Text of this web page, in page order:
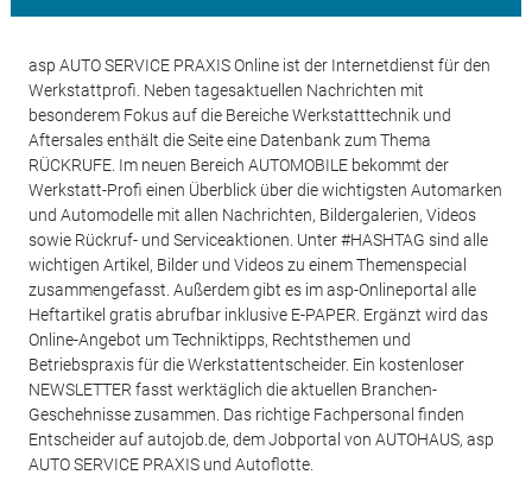
asp AUTO SERVICE PRAXIS Online ist der Internetdienst für den
Werkstattprofi. Neben tagesaktuellen Nachrichten mit
besonderem Fokus auf die Bereiche Werkstatttechnik und
Aftersales enthält die Seite eine Datenbank zum Thema
RÜCKRUFE. Im neuen Bereich AUTOMOBILE bekommt der
Werkstatt-Profi einen Überblick über die wichtigsten Automarken
und Automodelle mit allen Nachrichten, Bildergalerien, Videos
sowie Rückruf- und Serviceaktionen. Unter #HASHTAG sind alle
wichtigen Artikel, Bilder und Videos zu einem Themenspecial
zusammengefasst. Außerdem gibt es im asp-Onlineportal alle
Heftartikel gratis abrufbar inklusive E-PAPER. Ergänzt wird das
Online-Angebot um Techniktipps, Rechtsthemen und
Betriebspraxis für die Werkstattentscheider. Ein kostenloser
NEWSLETTER fasst werktäglich die aktuellen Branchen-
Geschehnisse zusammen. Das richtige Fachpersonal finden
Entscheider auf autojob.de, dem Jobportal von AUTOHAUS, asp
AUTO SERVICE PRAXIS und Autoflotte.